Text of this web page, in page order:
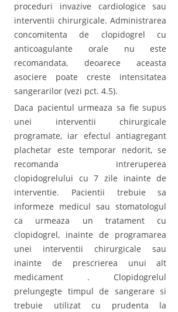
proceduri invazive cardiologice sau
interventii chirurgicale. Administrarea
concomitenta de clopidogrel cu
anticoagulante orale nu este
recomandata, deoarece aceasta
asociere poate creste intensitatea
sangerarilor (vezi pct. 4.5).
Daca pacientul urmeaza sa fie supus
unei interventii chirurgicale
programate, iar efectul antiagregant
plachetar este temporar nedorit, se
recomanda intreruperea
clopidogrelului cu 7 zile inainte de
interventie. Pacientii trebuie sa
informeze medicul sau stomatologul
ca urmeaza un tratament cu
clopidogrel, inainte de programarea
unei interventii chirurgicale sau
inainte de prescrierea unui alt
medicament . Clopidogrelul
prelungegte timpul de sangerare si
trebuie utilizat cu prudenta la